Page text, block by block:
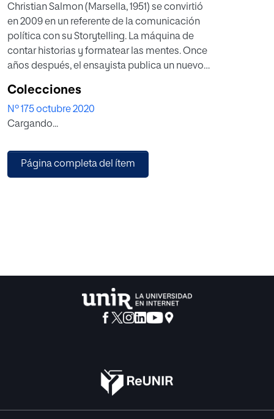
Christian Salmon (Marsella, 1951) se convirtió
en 2009 en un referente de la comunicación
política con su Storytelling. La máquina de
contar historias y formatear las mentes. Once
años después, el ensayista publica un nuevo
en una nueva era, la del enfrentamiento, que ha
acabado con el predominio de la narrativa y se
impone el discurso de quien hace más ruido y
Colecciones
Nº 175 octubre 2020
Cargando...
Página completa del ítem